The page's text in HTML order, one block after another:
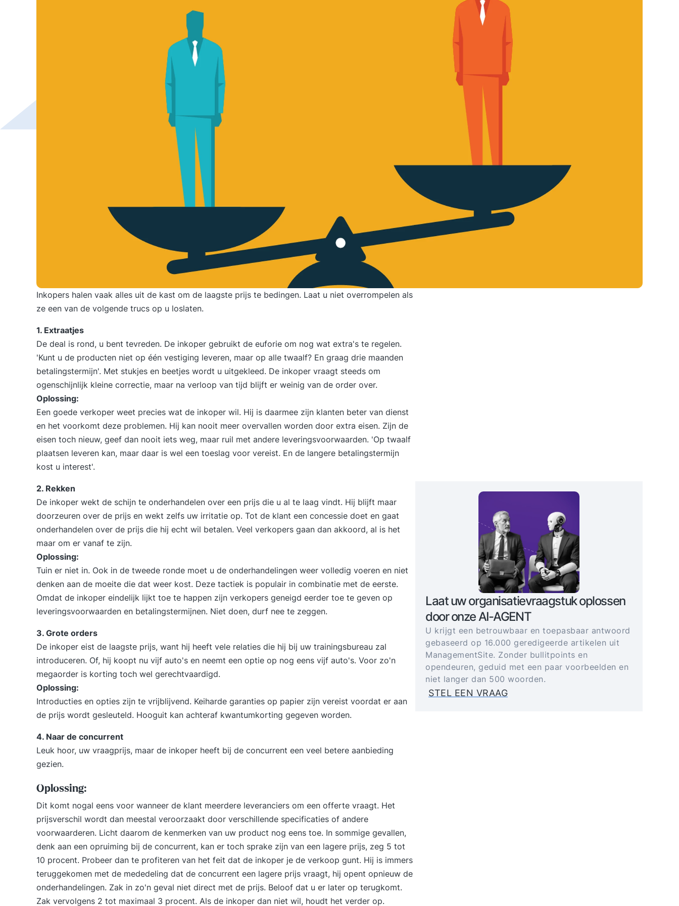
Inkopers halen vaak alles uit de kast om de laagste prijs te bedingen. Laat u niet overrompelen als
ze een van de volgende trucs op u loslaten.
1. Extraatjes
De deal is rond, u bent tevreden. De inkoper gebruikt de euforie om nog wat extra's te regelen.
'Kunt u de producten niet op één vestiging leveren, maar op alle twaalf? En graag drie maanden
betalingstermijn'. Met stukjes en beetjes wordt u uitgekleed. De inkoper vraagt steeds om
ogenschijnlijk kleine correctie, maar na verloop van tijd blijft er weinig van de order over.
Oplossing:
Een goede verkoper weet precies wat de inkoper wil. Hij is daarmee zijn klanten beter van dienst
en het voorkomt deze problemen. Hij kan nooit meer overvallen worden door extra eisen. Zijn de
eisen toch nieuw, geef dan nooit iets weg, maar ruil met andere leveringsvoorwaarden. 'Op twaalf
plaatsen leveren kan, maar daar is wel een toeslag voor vereist. En de langere betalingstermijn
kost u interest'.
2. Rekken
De inkoper wekt de schijn te onderhandelen over een prijs die u al te laag vindt. Hij blijft maar
doorzeuren over de prijs en wekt zelfs uw irritatie op. Tot de klant een concessie doet en gaat
onderhandelen over de prijs die hij echt wil betalen. Veel verkopers gaan dan akkoord, al is het
maar om er vanaf te zijn.
Oplossing:
Tuin er niet in. Ook in de tweede ronde moet u de onderhandelingen weer volledig voeren en niet
denken aan de moeite die dat weer kost. Deze tactiek is populair in combinatie met de eerste.
Omdat de inkoper eindelijk lijkt toe te happen zijn verkopers geneigd eerder toe te geven op
leveringsvoorwaarden en betalingstermijnen. Niet doen, durf nee te zeggen.
3. Grote orders
De inkoper eist de laagste prijs, want hij heeft vele relaties die hij bij uw trainingsbureau zal
introduceren. Of, hij koopt nu vijf auto's en neemt een optie op nog eens vijf auto's. Voor zo'n
megaorder is korting toch wel gerechtvaardigd.
Oplossing:
Introducties en opties zijn te vrijblijvend. Keiharde garanties op papier zijn vereist voordat er aan
de prijs wordt gesleuteld. Hooguit kan achteraf kwantumkorting gegeven worden.
4. Naar de concurrent
Leuk hoor, uw vraagprijs, maar de inkoper heeft bij de concurrent een veel betere aanbieding
gezien.
Oplossing:
Dit komt nogal eens voor wanneer de klant meerdere leveranciers om een offerte vraagt. Het
prijsverschil wordt dan meestal veroorzaakt door verschillende specificaties of andere
voorwaarderen. Licht daarom de kenmerken van uw product nog eens toe. In sommige gevallen,
denk aan een opruiming bij de concurrent, kan er toch sprake zijn van een lagere prijs, zeg 5 tot
10 procent. Probeer dan te profiteren van het feit dat de inkoper je de verkoop gunt. Hij is immers
teruggekomen met de mededeling dat de concurrent een lagere prijs vraagt, hij opent opnieuw de
onderhandelingen. Zak in zo'n geval niet direct met de prijs. Beloof dat u er later op terugkomt.
Zak vervolgens 2 tot maximaal 3 procent. Als de inkoper dan niet wil, houdt het verder op.
Laat uw organisatievraagstuk oplossen
door onze AI-AGENT
U krijgt een betrouwbaar en toepasbaar antwoord
gebaseerd op 16.000 geredigeerde artikelen uit
ManagementSite. Zonder bullitpoints en
opendeuren, geduid met een paar voorbeelden en
niet langer dan 500 woorden.
STEL EEN VRAAG